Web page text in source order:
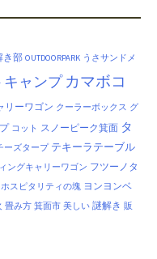
き部 OUTDOORPARK うさサンドメ
キャンプ カマボコ
リーワゴン クーラーボックス グ
コット スノーピーク箕面 タ
ーズタープ テキーラテーブル
ングキャリーワゴン フツーノタ
ホスピタリティの塊 ヨンヨンベ
畳み方 箕面市 美しい 謎解き 販